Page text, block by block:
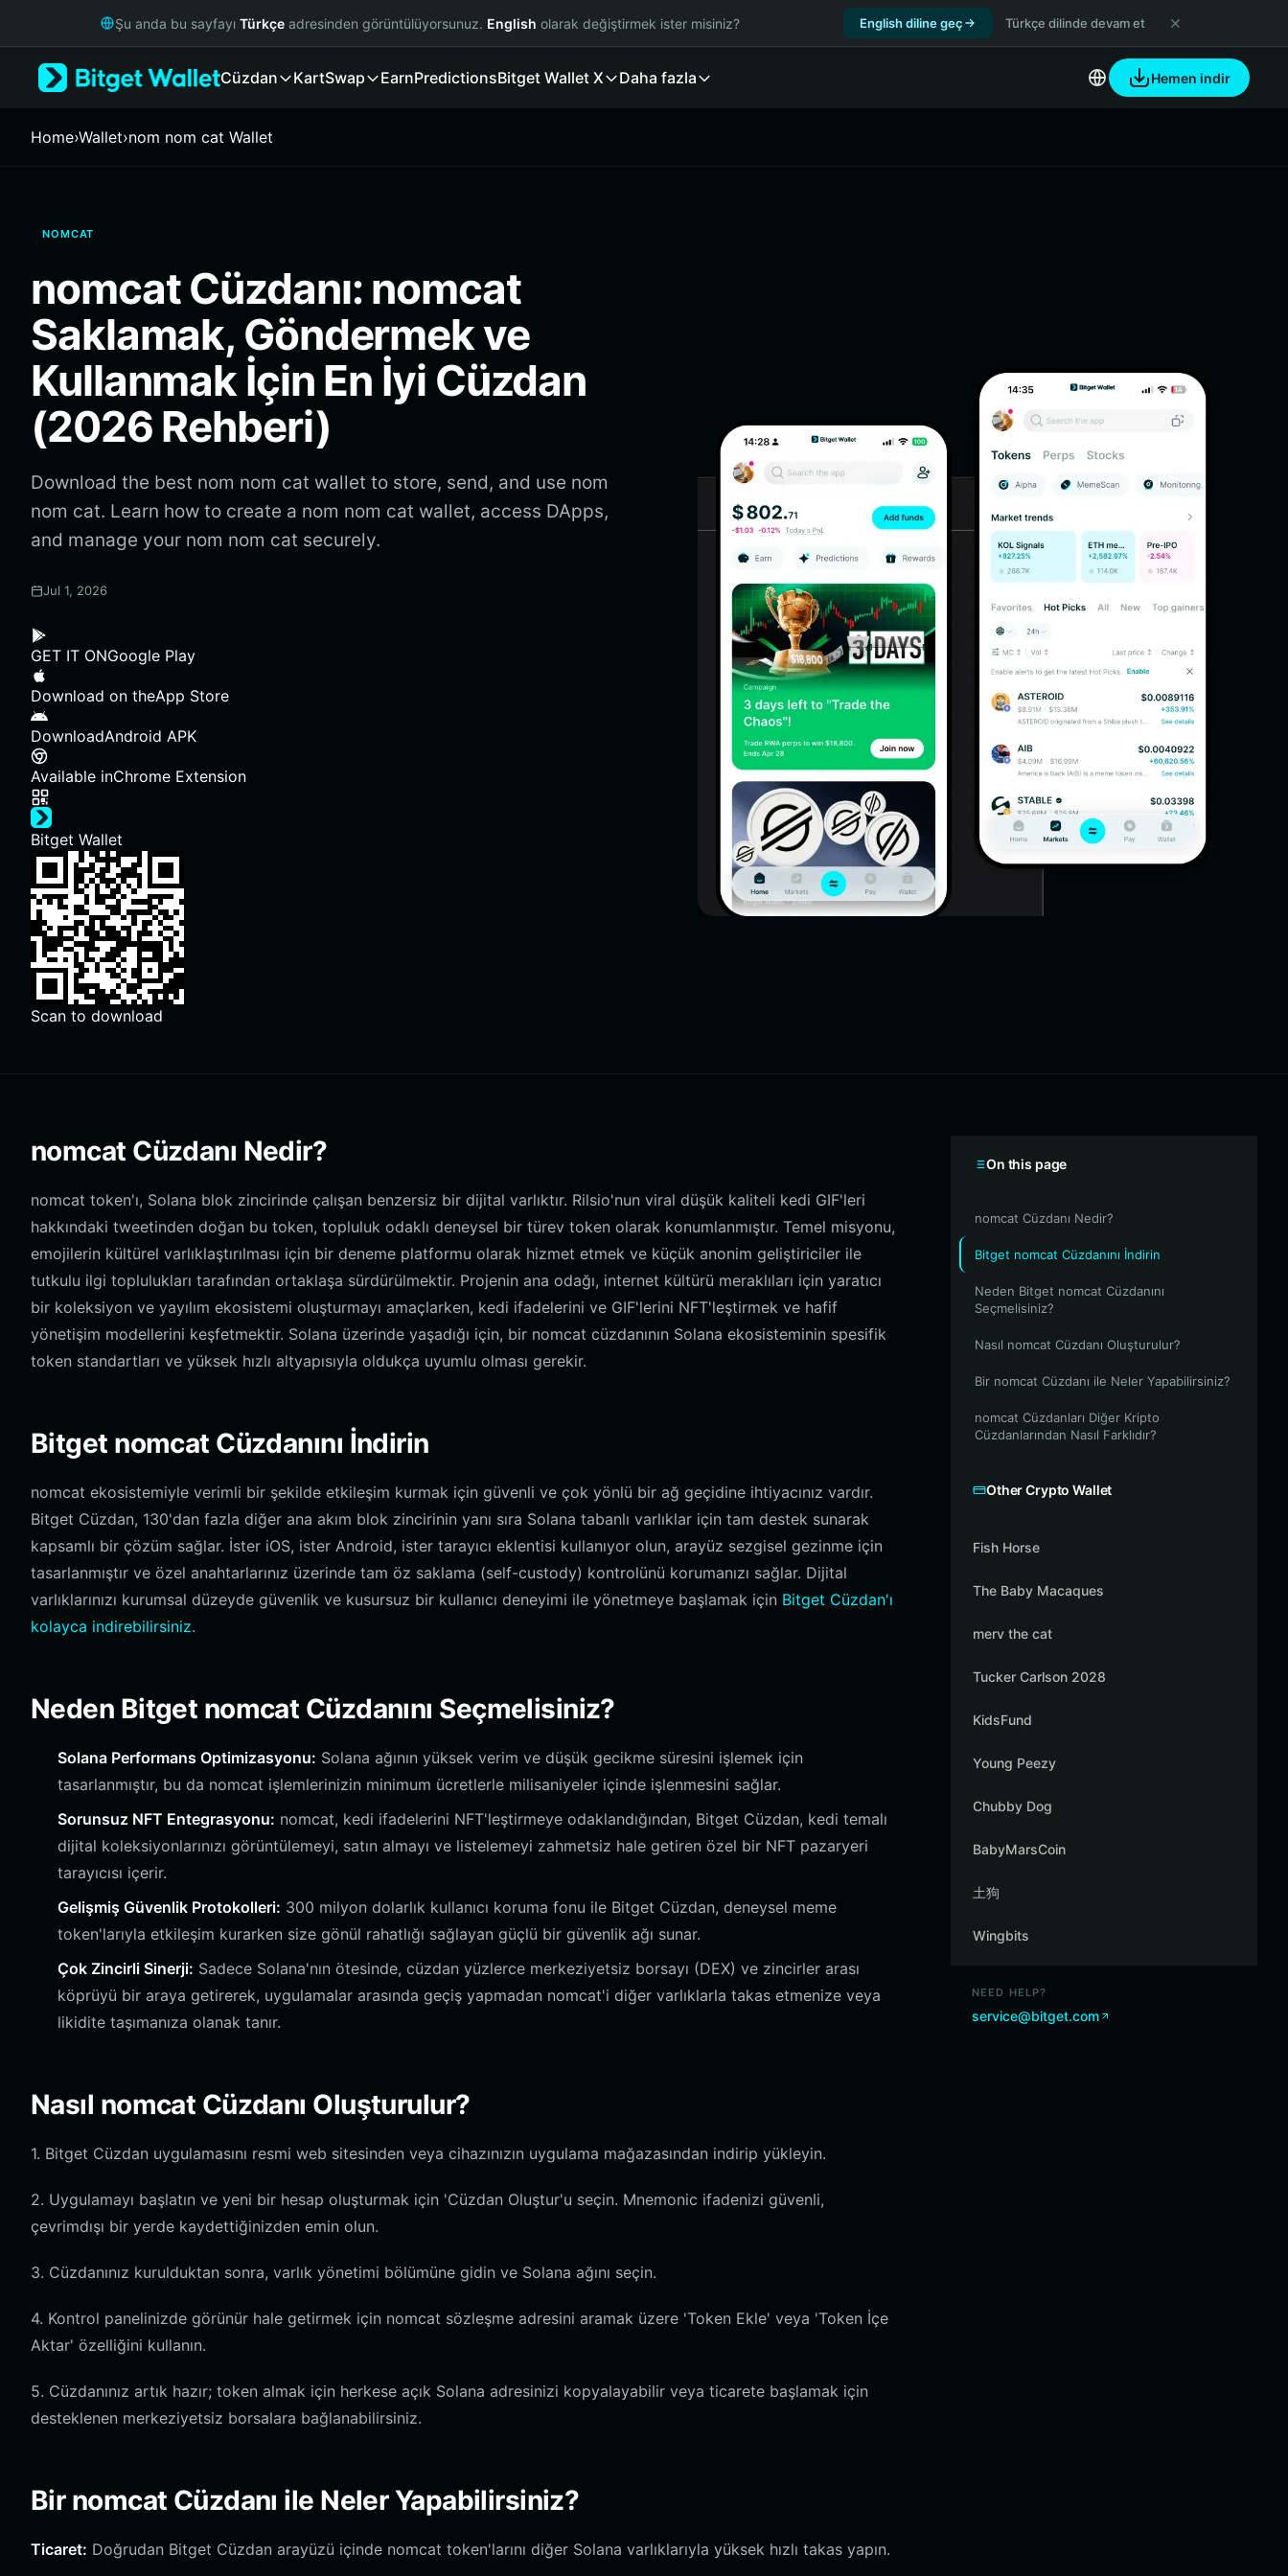
Русский
Italiano
繁體中文
Bahasa Indonesia
ภาษาไทย
Español
Português (Brasil)
Español (Argentina)
Şu anda bu sayfayı Türkçe adresinden görüntülüyorsunuz. English olarak değiştirmek ister misiniz? English diline geç Türkçe dilinde devam et
Cüzdan KartSwap EarnPredictionsBitget Wallet X Daha fazla Hemen indir
Home›Wallet›nom nom cat Wallet
NOMCAT
nomcat Cüzdanı: nomcat
Saklamak, Göndermek ve
Kullanmak İçin En İyi Cüzdan
(2026 Rehberi)
Download the best nom nom cat wallet to store, send, and use nom
nom cat. Learn how to create a nom nom cat wallet, access DApps,
and manage your nom nom cat securely.
Jul 1, 2026
GET IT ONGoogle Play
Download on theApp Store
DownloadAndroid APK
Available inChrome Extension
Bitget Wallet
Scan to download
nomcat Cüzdanı Nedir?
nomcat token'ı, Solana blok zincirinde çalışan benzersiz bir dijital varlıktır. Rilsio'nun viral düşük kaliteli kedi GIF'leri
hakkındaki tweetinden doğan bu token, topluluk odaklı deneysel bir türev token olarak konumlanmıştır. Temel misyonu,
emojilerin kültürel varlıklaştırılması için bir deneme platformu olarak hizmet etmek ve küçük anonim geliştiriciler ile
tutkulu ilgi toplulukları tarafından ortaklaşa sürdürülmektir. Projenin ana odağı, internet kültürü meraklıları için yaratıcı
bir koleksiyon ve yayılım ekosistemi oluşturmayı amaçlarken, kedi ifadelerini ve GIF'lerini NFT'leştirmek ve hafif
yönetişim modellerini keşfetmektir. Solana üzerinde yaşadığı için, bir nomcat cüzdanının Solana ekosisteminin spesifik
token standartları ve yüksek hızlı altyapısıyla oldukça uyumlu olması gerekir.
Bitget nomcat Cüzdanını İndirin
nomcat ekosistemiyle verimli bir şekilde etkileşim kurmak için güvenli ve çok yönlü bir ağ geçidine ihtiyacınız vardır.
Bitget Cüzdan, 130'dan fazla diğer ana akım blok zincirinin yanı sıra Solana tabanlı varlıklar için tam destek sunarak
kapsamlı bir çözüm sağlar. İster iOS, ister Android, ister tarayıcı eklentisi kullanıyor olun, arayüz sezgisel gezinme için
tasarlanmıştır ve özel anahtarlarınız üzerinde tam öz saklama (self-custody) kontrolünü korumanızı sağlar. Dijital
varlıklarınızı kurumsal düzeyde güvenlik ve kusursuz bir kullanıcı deneyimi ile yönetmeye başlamak için Bitget Cüzdan'ı
kolayca indirebilirsiniz.
Neden Bitget nomcat Cüzdanını Seçmelisiniz?
Solana Performans Optimizasyonu: Solana ağının yüksek verim ve düşük gecikme süresini işlemek için
tasarlanmıştır, bu da nomcat işlemlerinizin minimum ücretlerle milisaniyeler içinde işlenmesini sağlar.
Sorunsuz NFT Entegrasyonu: nomcat, kedi ifadelerini NFT'leştirmeye odaklandığından, Bitget Cüzdan, kedi temalı
dijital koleksiyonlarınızı görüntülemeyi, satın almayı ve listelemeyi zahmetsiz hale getiren özel bir NFT pazaryeri
tarayıcısı içerir.
Gelişmiş Güvenlik Protokolleri: 300 milyon dolarlık kullanıcı koruma fonu ile Bitget Cüzdan, deneysel meme
token'larıyla etkileşim kurarken size gönül rahatlığı sağlayan güçlü bir güvenlik ağı sunar.
Çok Zincirli Sinerji: Sadece Solana'nın ötesinde, cüzdan yüzlerce merkeziyetsiz borsayı (DEX) ve zincirler arası
köprüyü bir araya getirerek, uygulamalar arasında geçiş yapmadan nomcat'i diğer varlıklarla takas etmenize veya
likidite taşımanıza olanak tanır.
Nasıl nomcat Cüzdanı Oluşturulur?
1. Bitget Cüzdan uygulamasını resmi web sitesinden veya cihazınızın uygulama mağazasından indirip yükleyin.
2. Uygulamayı başlatın ve yeni bir hesap oluşturmak için 'Cüzdan Oluştur'u seçin. Mnemonic ifadenizi güvenli,
çevrimdışı bir yerde kaydettiğinizden emin olun.
3. Cüzdanınız kurulduktan sonra, varlık yönetimi bölümüne gidin ve Solana ağını seçin.
4. Kontrol panelinizde görünür hale getirmek için nomcat sözleşme adresini aramak üzere 'Token Ekle' veya 'Token İçe
Aktar' özelliğini kullanın.
5. Cüzdanınız artık hazır; token almak için herkese açık Solana adresinizi kopyalayabilir veya ticarete başlamak için
desteklenen merkeziyetsiz borsalara bağlanabilirsiniz.
Bir nomcat Cüzdanı ile Neler Yapabilirsiniz?
Ticaret: Doğrudan Bitget Cüzdan arayüzü içinde nomcat token'larını diğer Solana varlıklarıyla yüksek hızlı takas yapın.
On this page
nomcat Cüzdanı Nedir?
Bitget nomcat Cüzdanını İndirin
Neden Bitget nomcat Cüzdanını
Seçmelisiniz?
Nasıl nomcat Cüzdanı Oluşturulur?
Bir nomcat Cüzdanı ile Neler Yapabilirsiniz?
nomcat Cüzdanları Diğer Kripto
Cüzdanlarından Nasıl Farklıdır?
Other Crypto Wallet
Fish Horse
The Baby Macaques
merv the cat
Tucker Carlson 2028
KidsFund
Young Peezy
Chubby Dog
BabyMarsCoin
土狗
Wingbits
NEED HELP?
service@bitget.com